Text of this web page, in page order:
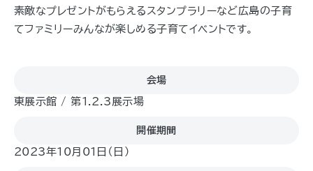
素敵なプレゼントがもらえるスタンプラリーなど広島の子育
てファミリーみんなが楽しめる子育てイベントです。
会場
東展示館 / 第1.2.3展示場
開催期間
2023年10月01日（日)